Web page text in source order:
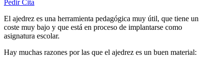
Pedir Cita
El ajedrez es una herramienta pedagógica muy útil, que tiene un
coste muy bajo y que está en proceso de implantarse como
asignatura escolar.
Hay muchas razones por las que el ajedrez es un buen material: